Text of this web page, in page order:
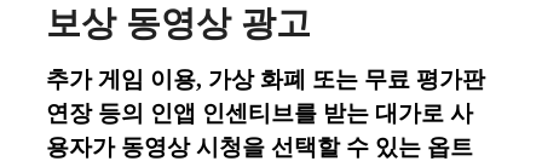
보상 동영상 광고
추가 게임 이용, 가상 화폐 또는 무료 평가판
연장 등의 인앱 인센티브를 받는 대가로 사
용자가 동영상 시청을 선택할 수 있는 옵트